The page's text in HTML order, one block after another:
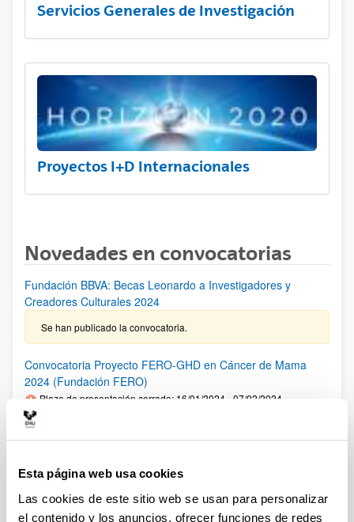
Esta página web usa cookies
Las cookies de este sitio web se usan para personalizar
el contenido y los anuncios, ofrecer funciones de redes
Servicios Generales de Investigación
Proyectos I+D Internacionales
Novedades en convocatorias
Fundación BBVA: Becas Leonardo a Investigadores y
Creadores Culturales 2024
Se han publicado la convocatoria.
Convocatoria Proyecto FERO-GHD en Cáncer de Mama
2024 (Fundación FERO)
Plazo de presentación cerrado: 16/01/2024 - 07/02/2024
presentar una solicitud: 02/02/2024 Fase1: hasta el
2024